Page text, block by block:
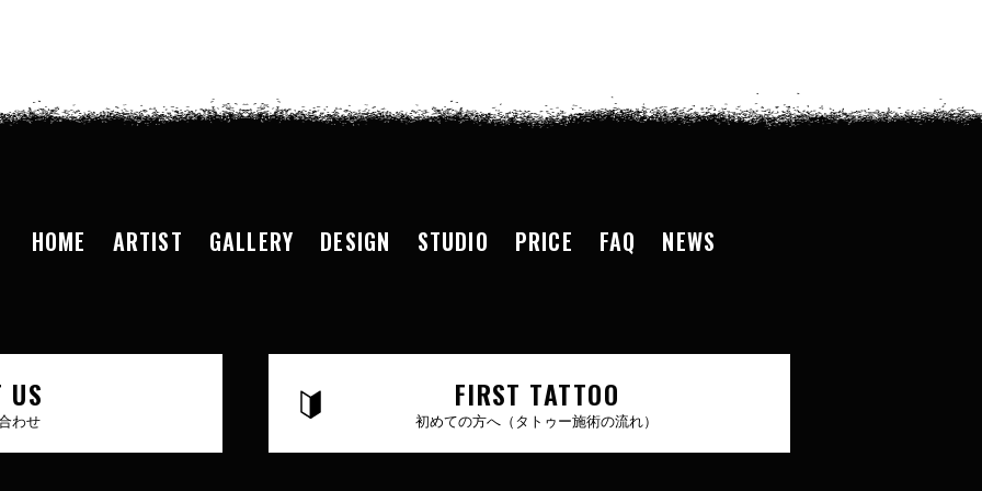
HOME ARTIST GALLERY DESIGN STUDIO PRICE FAQ NEWS
US
わせ
FIRST TATTOO
初めての方へ（タトゥー施術の流れ）